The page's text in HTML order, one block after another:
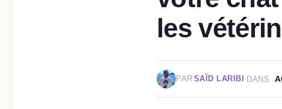
les
PAR SAÏD LARIBI DANS